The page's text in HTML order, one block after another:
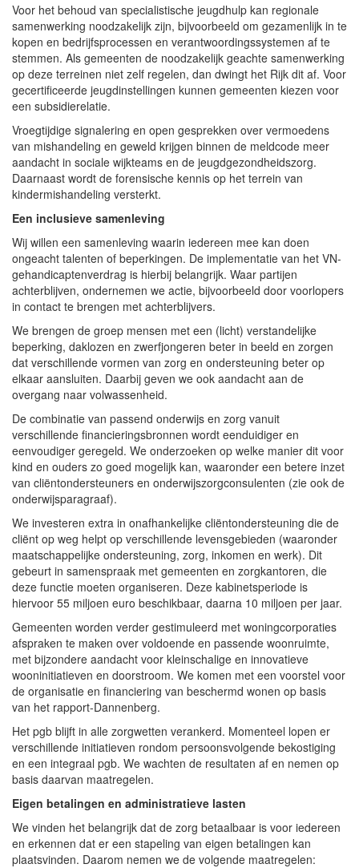
Voor het behoud van specialistische jeugdhulp kan regionale
samenwerking noodzakelijk zijn, bijvoorbeeld om gezamenlijk in te
kopen en bedrijfsprocessen en verantwoordingssystemen af te
stemmen. Als gemeenten de noodzakelijk geachte samenwerking
op deze terreinen niet zelf regelen, dan dwingt het Rijk dit af. Voor
gecertificeerde jeugdinstellingen kunnen gemeenten kiezen voor
een subsidierelatie.
Vroegtijdige signalering en open gesprekken over vermoedens
van mishandeling en geweld krijgen binnen de meldcode meer
aandacht in sociale wijkteams en de jeugdgezondheidszorg.
Daarnaast wordt de forensische kennis op het terrein van
kindermishandeling versterkt.
Een inclusieve samenleving
Wij willen een samenleving waarin iedereen mee kan doen
ongeacht talenten of beperkingen. De implementatie van het VN-
gehandicaptenverdrag is hierbij belangrijk. Waar partijen
achterblijven, ondernemen we actie, bijvoorbeeld door voorlopers
in contact te brengen met achterblijvers.
We brengen de groep mensen met een (licht) verstandelijke
beperking, daklozen en zwerfjongeren beter in beeld en zorgen
dat verschillende vormen van zorg en ondersteuning beter op
elkaar aansluiten. Daarbij geven we ook aandacht aan de
overgang naar volwassenheid.
De combinatie van passend onderwijs en zorg vanuit
verschillende financieringsbronnen wordt eenduidiger en
eenvoudiger geregeld. We onderzoeken op welke manier dit voor
kind en ouders zo goed mogelijk kan, waaronder een betere inzet
van cliëntondersteuners en onderwijszorgconsulenten (zie ook de
onderwijsparagraaf).
We investeren extra in onafhankelijke cliëntondersteuning die de
cliënt op weg helpt op verschillende levensgebieden (waaronder
maatschappelijke ondersteuning, zorg, inkomen en werk). Dit
gebeurt in samenspraak met gemeenten en zorgkantoren, die
deze functie moeten organiseren. Deze kabinetsperiode is
hiervoor 55 miljoen euro beschikbaar, daarna 10 miljoen per jaar.
Gemeenten worden verder gestimuleerd met woningcorporaties
afspraken te maken over voldoende en passende woonruimte,
met bijzondere aandacht voor kleinschalige en innovatieve
wooninitiatieven en doorstroom. We komen met een voorstel voor
de organisatie en financiering van beschermd wonen op basis
van het rapport-Dannenberg.
Het pgb blijft in alle zorgwetten verankerd. Momenteel lopen er
verschillende initiatieven rondom persoonsvolgende bekostiging
en een integraal pgb. We wachten de resultaten af en nemen op
basis daarvan maatregelen.
Eigen betalingen en administratieve lasten
We vinden het belangrijk dat de zorg betaalbaar is voor iedereen
en erkennen dat er een stapeling van eigen betalingen kan
plaatsvinden. Daarom nemen we de volgende maatregelen: